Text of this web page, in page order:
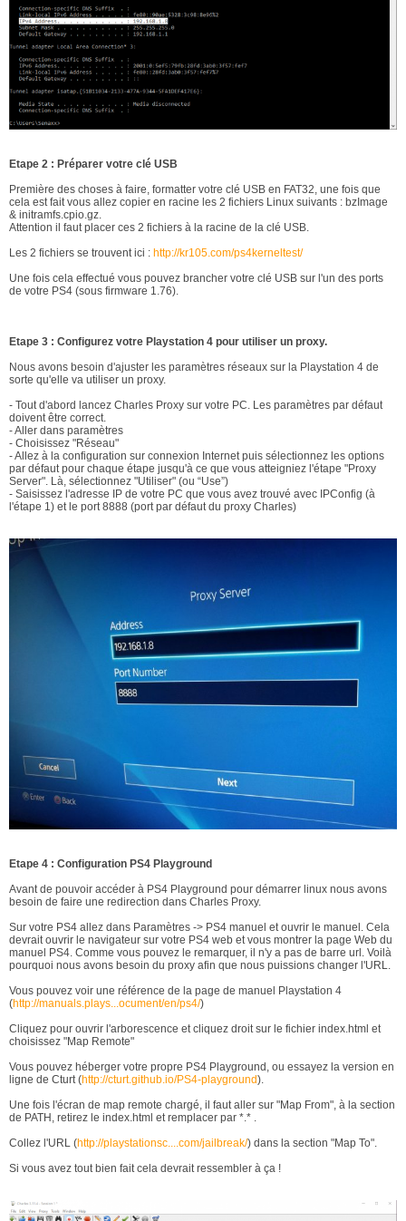
Etape 2 : Préparer votre clé USB
Première des choses à faire, formatter votre clé USB en FAT32, une fois que
cela est fait vous allez copier en racine les 2 fichiers Linux suivants : bzImage
& initramfs.cpio.gz.
Attention il faut placer ces 2 fichiers à la racine de la clé USB.
Les 2 fichiers se trouvent ici : http://kr105.com/ps4kerneltest/
Une fois cela effectué vous pouvez brancher votre clé USB sur l'un des ports
de votre PS4 (sous firmware 1.76).
Etape 3 : Configurez votre Playstation 4 pour utiliser un proxy.
Nous avons besoin d'ajuster les paramètres réseaux sur la Playstation 4 de
sorte qu'elle va utiliser un proxy.
- Tout d'abord lancez Charles Proxy sur votre PC. Les paramètres par défaut
doivent être correct.
- Aller dans paramètres
- Choisissez "Réseau"
- Allez à la configuration sur connexion Internet puis sélectionnez les options
par défaut pour chaque étape jusqu'à ce que vous atteigniez l'étape "Proxy
Server". Là, sélectionnez "Utiliser" (ou “Use”)
- Saisissez l'adresse IP de votre PC que vous avez trouvé avec IPConfig (à
l'étape 1) et le port 8888 (port par défaut du proxy Charles)
Etape 4 : Configuration PS4 Playground
Avant de pouvoir accéder à PS4 Playground pour démarrer linux nous avons
besoin de faire une redirection dans Charles Proxy.
Sur votre PS4 allez dans Paramètres -> PS4 manuel et ouvrir le manuel. Cela
devrait ouvrir le navigateur sur votre PS4 web et vous montrer la page Web du
manuel PS4. Comme vous pouvez le remarquer, il n'y a pas de barre url. Voilà
pourquoi nous avons besoin du proxy afin que nous puissions changer l'URL.
Vous pouvez voir une référence de la page de manuel Playstation 4
(http://manuals.plays...ocument/en/ps4/)
Cliquez pour ouvrir l'arborescence et cliquez droit sur le fichier index.html et
choisissez "Map Remote"
Vous pouvez héberger votre propre PS4 Playground, ou essayez la version en
ligne de Cturt (http://cturt.github.io/PS4-playground).
Une fois l'écran de map remote chargé, il faut aller sur "Map From", à la section
de PATH, retirez le index.html et remplacer par *.* .
Collez l'URL (http://playstationsc....com/jailbreak/) dans la section "Map To".
Si vous avez tout bien fait cela devrait ressembler à ça !